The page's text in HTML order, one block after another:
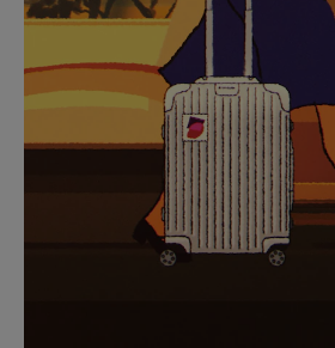
SUR
POUR
METTRE
PAUSE
VEUILLEZ
CLIQUER
POUR
RÉACTIVER
LE
SON